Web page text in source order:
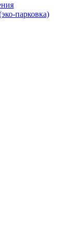
парковка)